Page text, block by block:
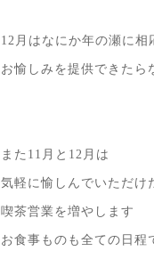
12月はなにか年の瀬に相
お愉しみを提供できた
また11月と12月は
気軽に愉しんでいただけ
喫茶営業を増やします
お食事ものも全ての日程